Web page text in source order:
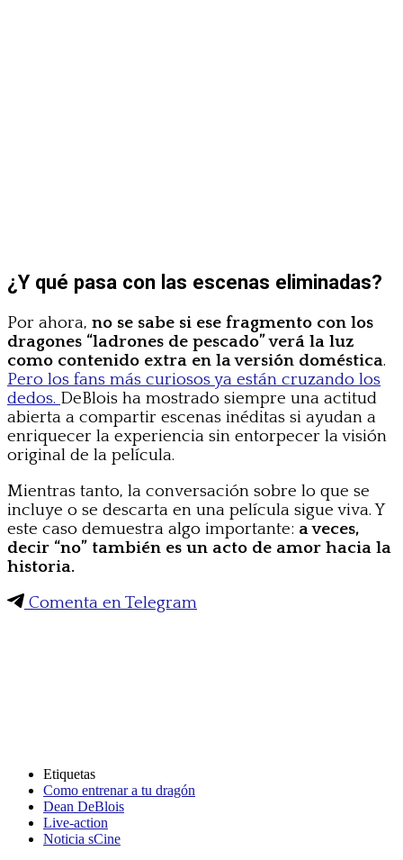
¿Y qué pasa con las escenas eliminadas?
Por ahora, no se sabe si ese fragmento con los
dragones “ladrones de pescado” verá la luz
como contenido extra en la versión doméstica.
Pero los fans más curiosos ya están cruzando los
dedos. DeBlois ha mostrado siempre una actitud
abierta a compartir escenas inéditas si ayudan a
enriquecer la experiencia sin entorpecer la visión
original de la película.
Mientras tanto, la conversación sobre lo que se
incluye o se descarta en una película sigue viva. Y
este caso demuestra algo importante: a veces,
decir “no” también es un acto de amor hacia la
historia.
Comenta en Telegram
Etiquetas
Como entrenar a tu dragón
Dean DeBlois
Live-action
Noticia sCine